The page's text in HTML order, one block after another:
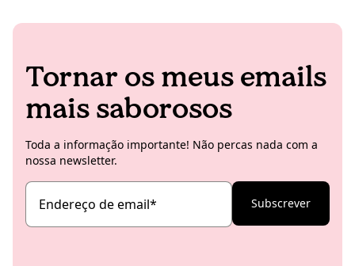
Tornar os meus emails
mais saborosos
Toda a informação importante! Não percas nada com a
nossa newsletter.
Endereço de email* Subscrever